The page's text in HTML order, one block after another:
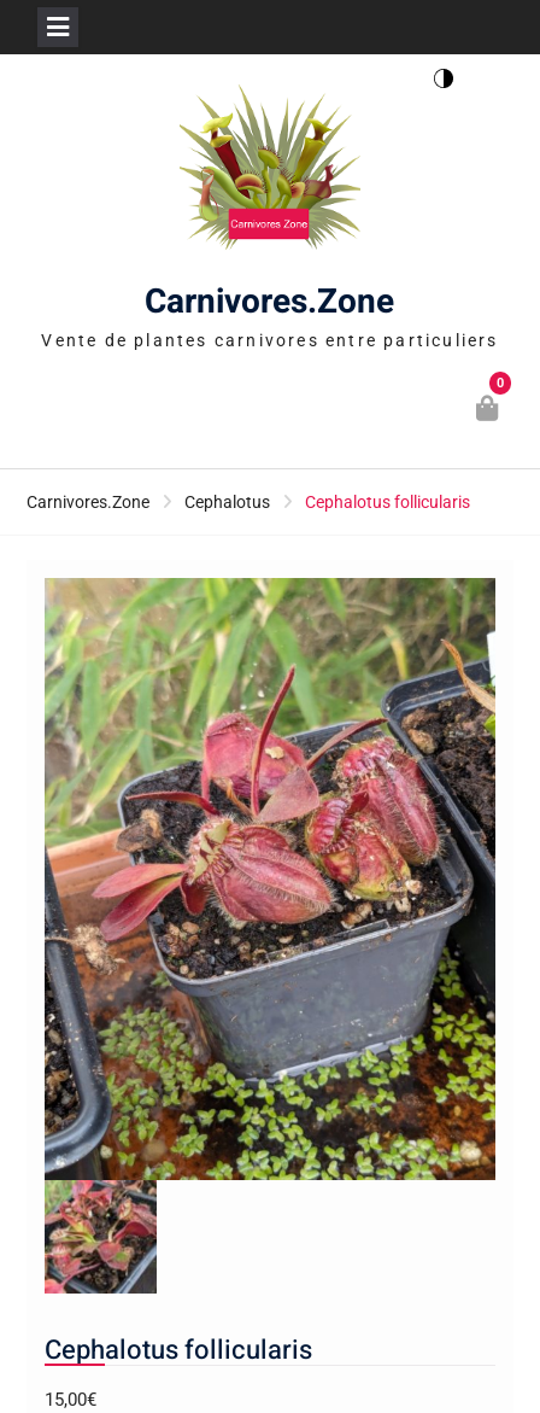
Carnivores.Zone
Vente de plantes carnivores entre particuliers
0
Carnivores.Zone Cephalotus Cephalotus follicularis
Cephalotus follicularis
15,00€